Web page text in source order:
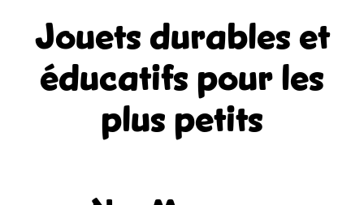
Jouets durables et
éducatifs pour les
plus petits